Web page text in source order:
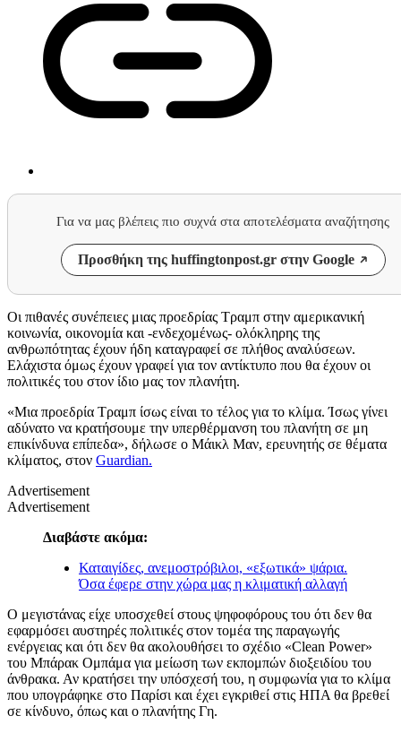
Για να μας βλέπεις πιο συχνά στα αποτελέσματα αναζήτησης
Προσθήκη της huffingtonpost.gr στην Google
Οι πιθανές συνέπειες μιας προεδρίας Τραμπ στην αμερικανική
κοινωνία, οικονομία και -ενδεχομένως- ολόκληρης της
ανθρωπότητας έχουν ήδη καταγραφεί σε πλήθος αναλύσεων.
Ελάχιστα όμως έχουν γραφεί για τον αντίκτυπο που θα έχουν οι
πολιτικές του στον ίδιο μας τον πλανήτη.
«Μια προεδρία Τραμπ ίσως είναι το τέλος για το κλίμα. Ίσως γίνει
αδύνατο να κρατήσουμε την υπερθέρμανση του πλανήτη σε μη
επικίνδυνα επίπεδα», δήλωσε ο Μάικλ Μαν, ερευνητής σε θέματα
κλίματος, στον Guardian.
Advertisement
Advertisement
Διαβάστε ακόμα:
Καταιγίδες, ανεμοστρόβιλοι, «εξωτικά» ψάρια.
Όσα έφερε στην χώρα μας η κλιματική αλλαγή
Ο μεγιστάνας είχε υποσχεθεί στους ψηφοφόρους του ότι δεν θα
εφαρμόσει αυστηρές πολιτικές στον τομέα της παραγωγής
ενέργειας και ότι δεν θα ακολουθήσει το σχέδιο «Clean Power»
του Μπάρακ Ομπάμα για μείωση των εκπομπών διοξειδίου του
άνθρακα. Αν κρατήσει την υπόσχεσή του, η συμφωνία για το κλίμα
που υπογράφηκε στο Παρίσι και έχει εγκριθεί στις ΗΠΑ θα βρεθεί
σε κίνδυνο, όπως και ο πλανήτης Γη.